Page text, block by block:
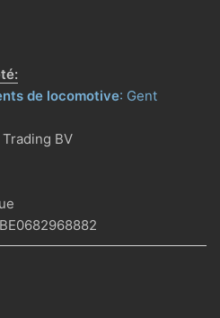
de locomotive: Gent
BV
BE0682968882